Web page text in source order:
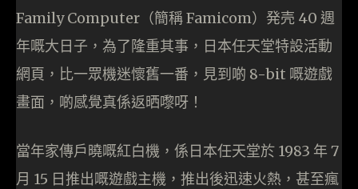
Family Computer（簡稱 Famicom）発壳 40 週
年嘅大日子，為了隆重其事，日本任天堂特設活動
網頁，比一眾機迷懷舊一番，見到啲 8-bit 嘅遊戲
畫面，啲感覺真係返晒嚟呀！
當年家傳戶曉嘅紅白機，係日本任天堂於 1983 年 7
月 15 日推出嘅遊戲主機，推出後迅速火熱，甚至瘋